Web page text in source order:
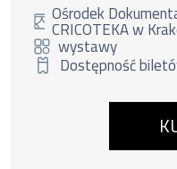
Ośrodek
CRICOTEKA w
wystawy
Dostępność
Duża dostępność